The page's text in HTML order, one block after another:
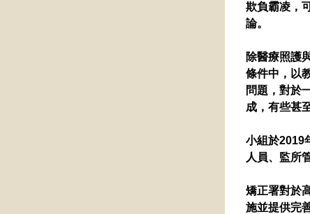
欺負霸凌，
論。
除醫療照護
條件中，以
問題，對於
成，有些甚
小組於2019
人員、監所
矯正署對於
施並提供完